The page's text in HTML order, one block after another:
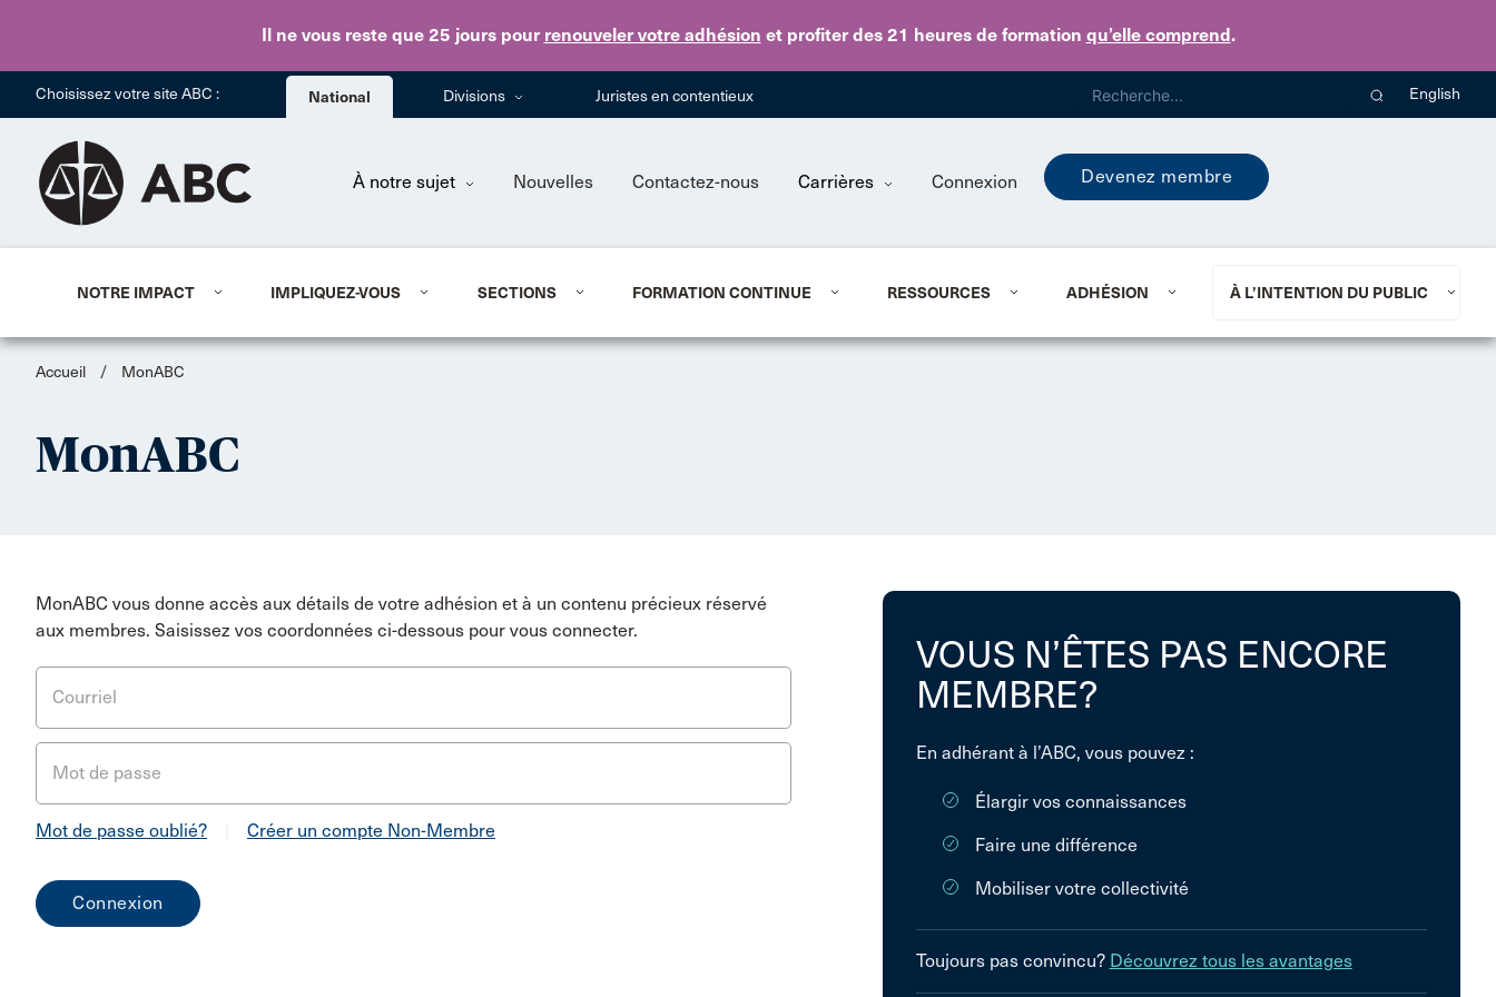
Il ne vous reste que 25 jourspour renouveler votre adhésion et profiter des 21 heures de formation qu’elle comprend.
Skip to main content
Choisissez votre site ABC : National Divisions Juristes en contentieux English
À notre sujet Nouvelles Contactez-nous Carrières Connexion Devenez membre
NOTRE IMPACT IMPLIQUEZ-VOUS SECTIONS FORMATION CONTINUE RESSOURCES ADHÉSION À L’INTENTION DU PUBLIC
Accueil / MonABC
MonABC
MonABC vous donne accès aux détails de votre adhésion et à un contenu précieux réservé
aux membres. Saisissez vos coordonnées ci-dessous pour vous connecter.
Courriel
Mot de passe
Mot de passe oublié? Créer un compte Non-Membre
VOUS N’ÊTES PAS ENCORE
MEMBRE?
En adhérant à l’ABC, vous pouvez :
Élargir vos connaissances
Faire une différence
Mobiliser votre collectivité
Toujours pas convincu? Découvrez tous les avantages